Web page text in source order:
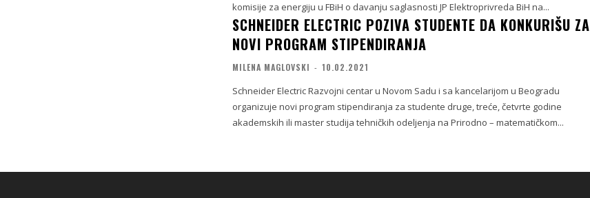
komisije za energiju u FBiH o davanju saglasnosti JP Elektroprivreda BiH na...
SCHNEIDER ELECTRIC POZIVA STUDENTE DA KONKURIŠU ZA
NOVI PROGRAM STIPENDIRANJA
MILENA MAGLOVSKI - 10.02.2021
Schneider Electric Razvojni centar u Novom Sadu i sa kancelarijom u Beogradu
organizuje novi program stipendiranja za studente druge, treće, četvrte godine
akademskih ili master studija tehničkih odeljenja na Prirodno – matematičkom...